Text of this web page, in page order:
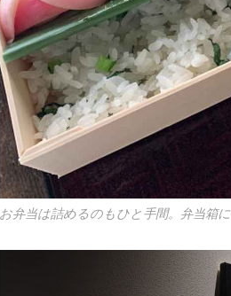
お弁当は詰めるのもひと手間。弁当箱